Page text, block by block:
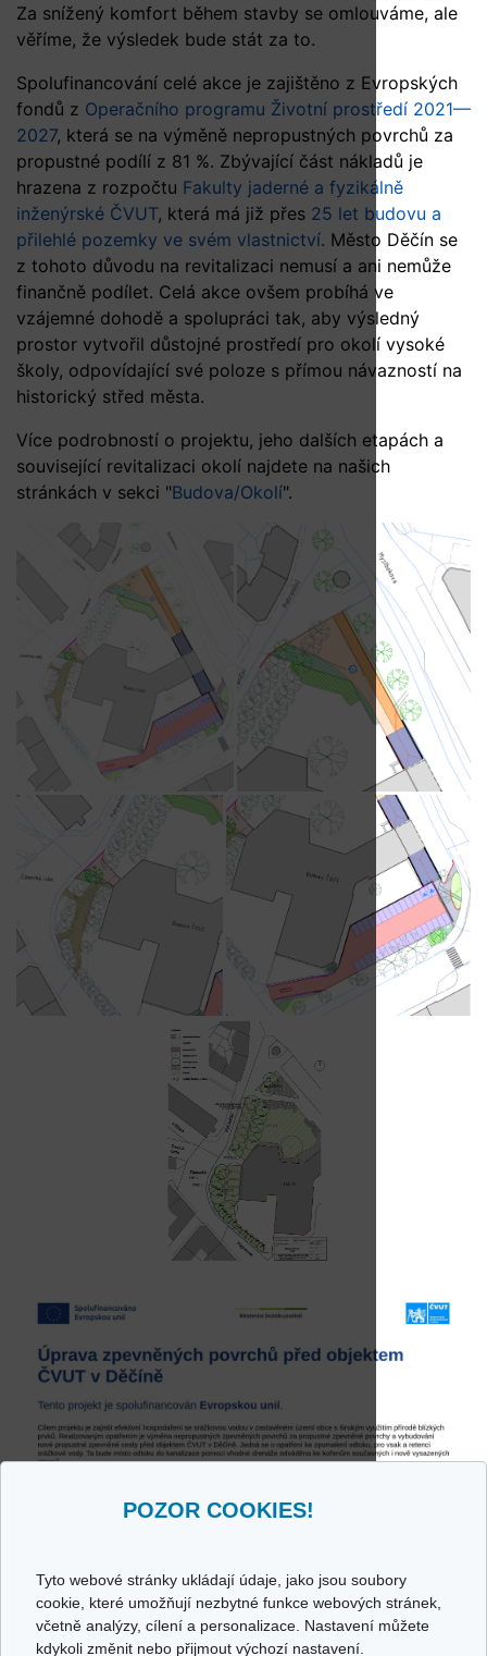
POZOR COOKIES!
Tyto webové stránky ukládají údaje, jako jsou soubory
cookie, které umožňují nezbytné funkce webových stránek,
včetně analýzy, cílení a personalizace. Nastavení můžete
kdykoli změnit nebo přijmout výchozí nastavení.
Za snížený komfort během stavby se omlouváme, ale
věříme, že výsledek bude stát za to.
Spolufinancování celé akce je zajištěno z Evropských
fondů z Operačního programu Životní prostředí 2021—
2027, která se na výměně nepropustných povrchů za
propustné podílí z 81 %. Zbývající část nákladů je
hrazena z rozpočtu Fakulty jaderné a fyzikálně
inženýrské ČVUT, která má již přes 25 let budovu a
přilehlé pozemky ve svém vlastnictví. Město Děčín se
z tohoto důvodu na revitalizaci nemusí a ani nemůže
finančně podílet. Celá akce ovšem probíhá ve
vzájemné dohodě a spolupráci tak, aby výsledný
prostor vytvořil důstojné prostředí pro okolí vysoké
školy, odpovídající své poloze s přímou návazností na
historický střed města.
Více podrobností o projektu, jeho dalších etapách a
související revitalizaci okolí najdete na našich
stránkách v sekci "Budova/Okolí".
ČVUT v Praze pracoviště Děčín
Pohraniční 1288/1,405 01 Děčín
Telefon: +420 778 534 822